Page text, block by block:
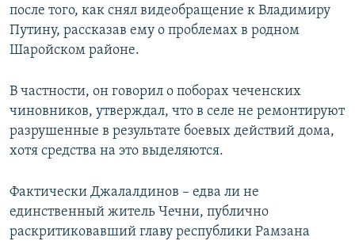
после того, как снял видеобращение к Владимиру
Путину, рассказав ему о проблемах в родном
Шаройском районе.
В частности, он говорил о поборах чеченских
чиновников, утверждал, что в селе не ремонтируют
разрушенные в результате боевых действий дома,
хотя средства на это выделяются.
Фактически Джалалдинов – едва ли не
единственный житель Чечни, публично
раскритиковавший главу республики Рамзана